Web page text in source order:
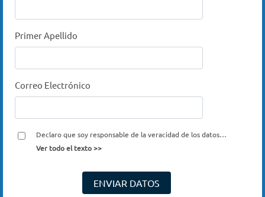
Primer Apellido
Correo Electrónico
Declaro que soy responsable de la veracidad de los datos
suministrados y autorizo a la UDD, conforme a la ley N° 19.628
organizadas, autorizando a la UDD a efectuar sus procedimientos
Ver todo el texto >>
ENVIAR DATOS